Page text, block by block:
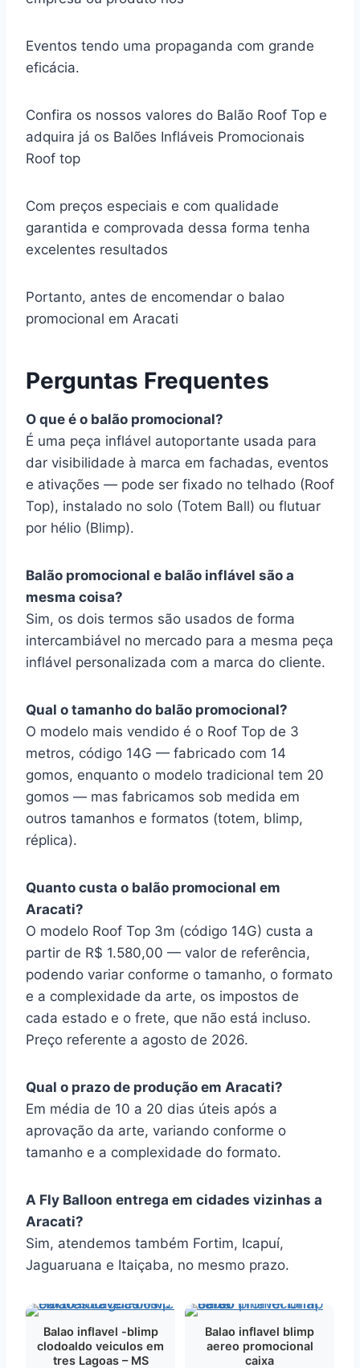
Eventos tendo uma propaganda com grande
eficácia.
Confira os nossos valores do Balão Roof Top e
adquira já os Balões Infláveis Promocionais
Roof top
Com preços especiais e com qualidade
garantida e comprovada dessa forma tenha
excelentes resultados
Portanto, antes de encomendar o balao
promocional em Aracati
Perguntas Frequentes
O que é o balão promocional?
É uma peça inflável autoportante usada para
dar visibilidade à marca em fachadas, eventos
e ativações — pode ser fixado no telhado (Roof
Top), instalado no solo (Totem Ball) ou flutuar
por hélio (Blimp).
Balão promocional e balão inflável são a
mesma coisa?
Sim, os dois termos são usados de forma
intercambiável no mercado para a mesma peça
inflável personalizada com a marca do cliente.
Qual o tamanho do balão promocional?
O modelo mais vendido é o Roof Top de 3
metros, código 14G — fabricado com 14
gomos, enquanto o modelo tradicional tem 20
gomos — mas fabricamos sob medida em
outros tamanhos e formatos (totem, blimp,
réplica).
Quanto custa o balão promocional em
Aracati?
O modelo Roof Top 3m (código 14G) custa a
partir de R$ 1.580,00 — valor de referência,
podendo variar conforme o tamanho, o formato
e a complexidade da arte, os impostos de
cada estado e o frete, que não está incluso.
Preço referente a agosto de 2026.
Qual o prazo de produção em Aracati?
Em média de 10 a 20 dias úteis após a
aprovação da arte, variando conforme o
tamanho e a complexidade do formato.
A Fly Balloon entrega em cidades vizinhas a
Aracati?
Sim, atendemos também Fortim, Icapuí,
Jaguaruana e Itaiçaba, no mesmo prazo.
Balao inflavel -blimp
clodoaldo veiculos em
tres Lagoas – MS
Balao inflavel blimp
aereo promocional
caixa